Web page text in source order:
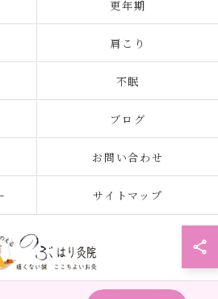
更年期
肩こり
不眠
ブログ
お問い合わせ
サイトマップ